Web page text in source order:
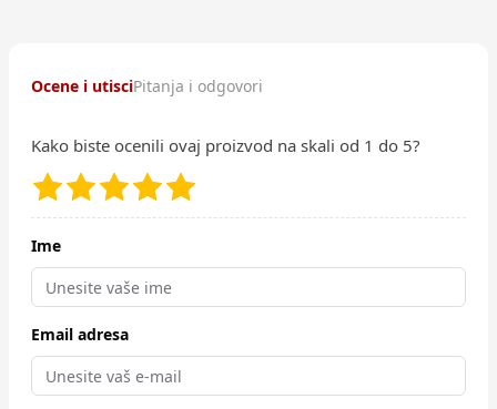
Ocene i utisciPitanja i odgovori
Kako biste ocenili ovaj proizvod na skali od 1 do 5?
Ime
Email adresa